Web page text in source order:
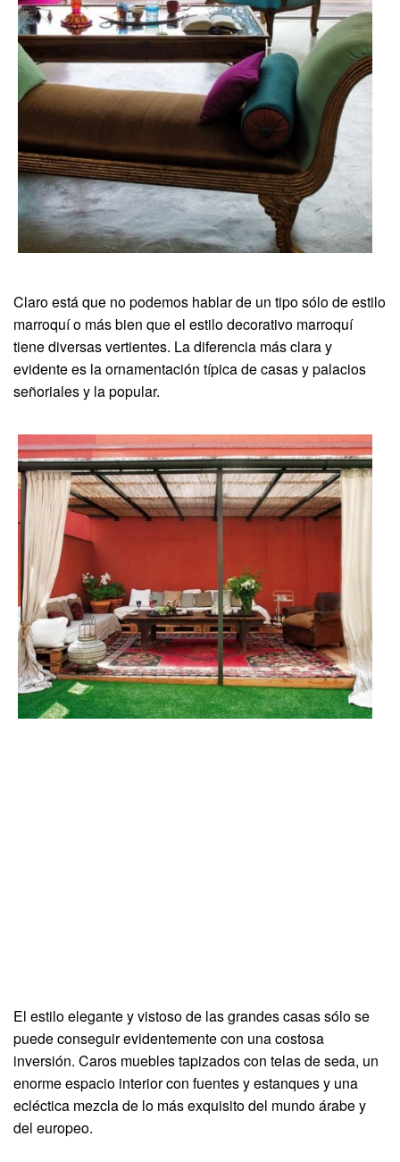
Claro está que no podemos hablar de un tipo sólo de estilo
marroquí o más bien que el estilo decorativo marroquí
tiene diversas vertientes. La diferencia más clara y
evidente es la ornamentación típica de casas y palacios
señoriales y la popular.
El estilo elegante y vistoso de las grandes casas sólo se
puede conseguir evidentemente con una costosa
inversión. Caros muebles tapizados con telas de seda, un
enorme espacio interior con fuentes y estanques y una
ecléctica mezcla de lo más exquisito del mundo árabe y
del europeo.